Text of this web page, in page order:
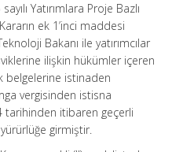
Yatırımlara Proje Bazlı
ek 1’inci maddesi
Bakanı ile yatırımcılar
ilişkin hükümler içeren
belgelerine istinaden
vergisinden istisna
itibaren geçerli
girmiştir.